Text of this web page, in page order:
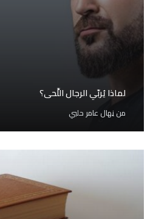
لماذا يُربّي الرجال اللِّحى؟
مننِهال عامر حلبي